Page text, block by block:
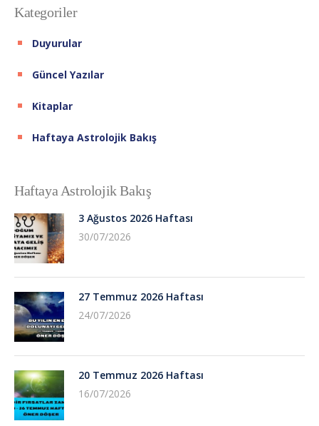
Kategoriler
Duyurular
Güncel Yazılar
Kitaplar
Haftaya Astrolojik Bakış
Haftaya Astrolojik Bakış
3 Ağustos 2026 Haftası
30/07/2026
27 Temmuz 2026 Haftası
24/07/2026
20 Temmuz 2026 Haftası
16/07/2026